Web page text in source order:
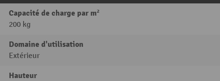
Capacité de charge par m²
200 kg
Domaine d'utilisation
Extérieur
Hauteur